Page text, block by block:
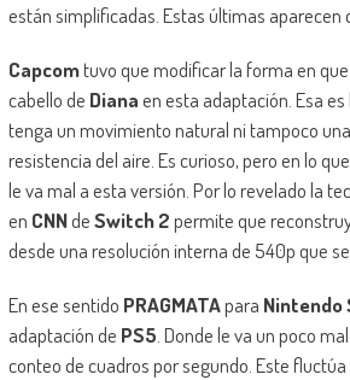
están simplificadas. Estas últimas aparecen
Capcomtuvo que modificar la forma en
cabello de Dianaen esta adaptación. Esa
tenga un movimiento natural ni tampoco
resistencia del aire. Es curioso, pero en lo
le va mal a esta versión. Por lo revelado la
en CNNdeSwitch 2permite que
desde una resolución interna de 540p que
En ese sentido PRAGMATApara Nintendo
adaptación de PS5 . Donde le va un poco
conteo de cuadros por segundo. Este